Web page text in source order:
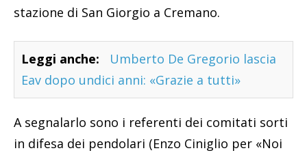
stazione di San Giorgio a Cremano.
Leggi anche:
Umberto De Gregorio lascia
Eav dopo undici anni: «Grazie a tutti»
A segnalarlo sono i referenti dei comitati sorti
in difesa dei pendolari (Enzo Ciniglio per «Noi